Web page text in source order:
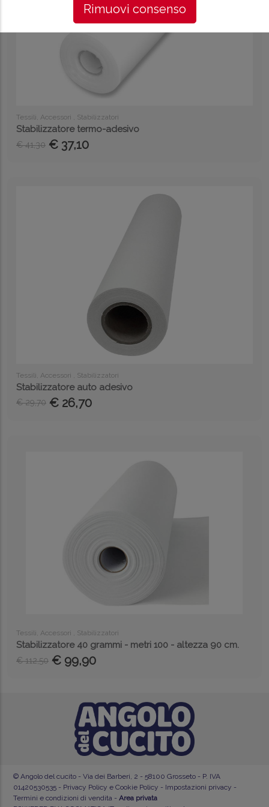
Tessili, Accessori , Stabilizzatori
Stabilizzatore termo-adesivo
€ 41,30 € 37,10
Tessili, Accessori , Stabilizzatori
Stabilizzatore auto adesivo
€ 29,70 € 26,70
Tessili, Accessori , Stabilizzatori
Stabilizzatore 40 grammi - metri 100 - altezza 90 cm.
€ 112,50 € 99,90
© Angolo del cucito - Via dei Barberi, 2 - 58100 Grosseto - P. IVA
01420530535 - Privacy Policy e Cookie Policy - Impostazioni privacy -
Termini e condizioni di vendita - Area privata
Rimuovi consenso